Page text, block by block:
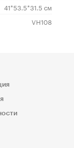
41*53.5*31.5 см
VH108